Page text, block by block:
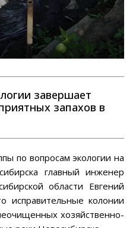
завершает
запахов в
по вопросам экологии на
главный инженер
области Евгений
исправительные колонии
хозяйственно-